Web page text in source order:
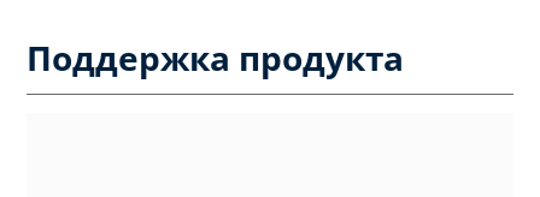
Поддержка продукта